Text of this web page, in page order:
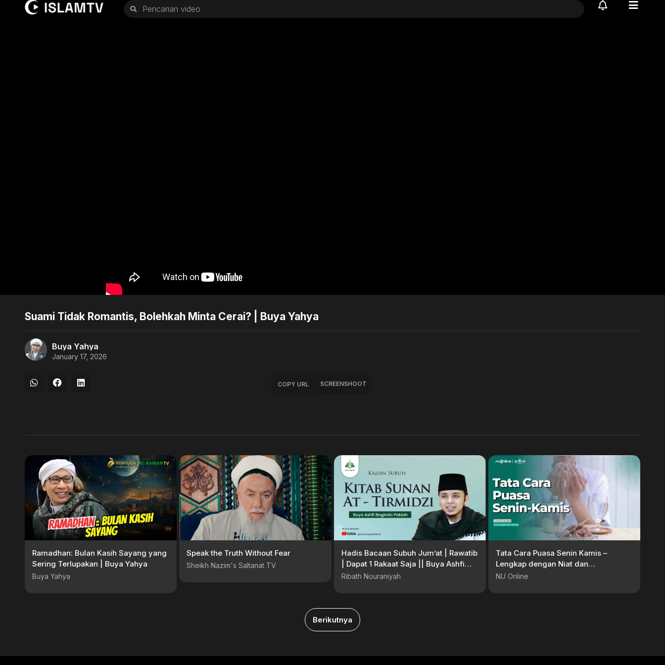
Suami Tidak Romantis, Bolehkah Minta Cerai? | Buya Yahya
Buya Yahya
January 17, 2026
COPY URL SCREENSHOOT
Ramadhan: Bulan Kasih Sayang yang
Sering Terlupakan | Buya Yahya
Buya Yahya
Speak the Truth Without Fear
Sheikh Nazim's Saltanat TV
Hadis Bacaan Subuh Jum’at | Rawatib
| Dapat 1 Rakaat Saja || Buya Ashfi
Bagindo Pakiah
Ribath Nouraniyah
Tata Cara Puasa Senin Kamis –
Lengkap dengan Niat dan
Keutamaannya| Tutorial Ibadah
NU Online
Berikutnya